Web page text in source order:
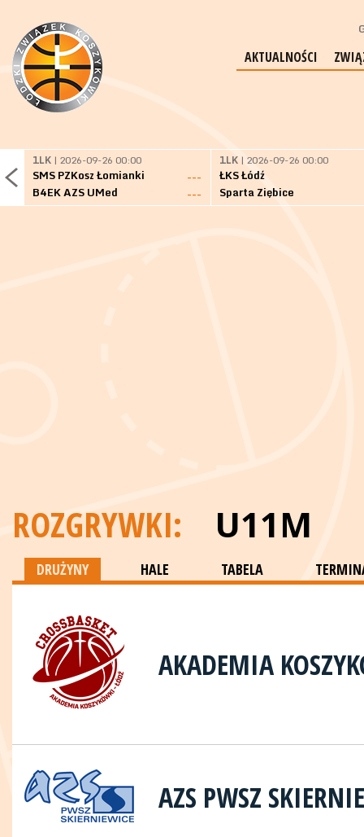
AKTUALNOŚCI
1LK | 2026-09-26 00:00
SMS PZKosz Łomianki
---
B4EK AZS UMed
---
1LK | 2026-09-26 00:00
ŁKS Łódź
Sparta Ziębice
ROZGRYWKI: U11M
DRUŻYNY HALE TABELA
AKADEMIA
AZS PWSZ